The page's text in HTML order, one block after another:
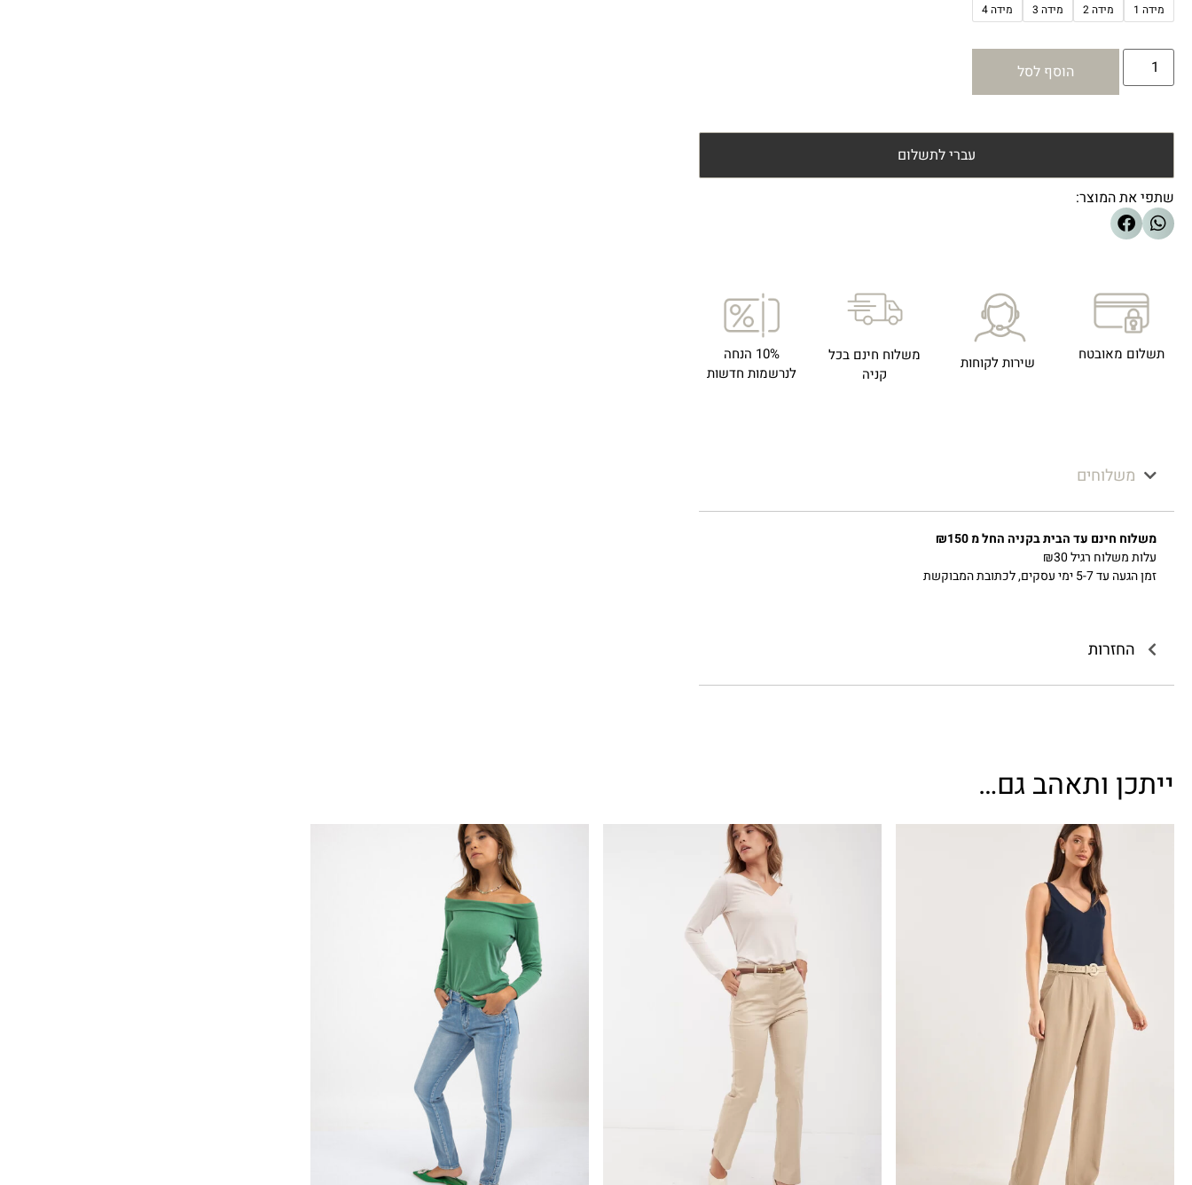
מידה 1 מידה 2 מידה 3 מידה 4
הוסף לסל
עברי לתשלום
שתפי את המוצר:
תשלום מאובטח שירות לקוחות
משלוח חינם בכל
קניה
10% הנחה
לנרשמות חדשות
משלוחים
משלוח חינם עד הבית בקניה החל מ ₪150
עלות משלוח רגיל ₪30
זמן הגעה עד 5-7 ימי עסקים, לכתובת המבוקשת
החזרות
ייתכן ותאהב גם…